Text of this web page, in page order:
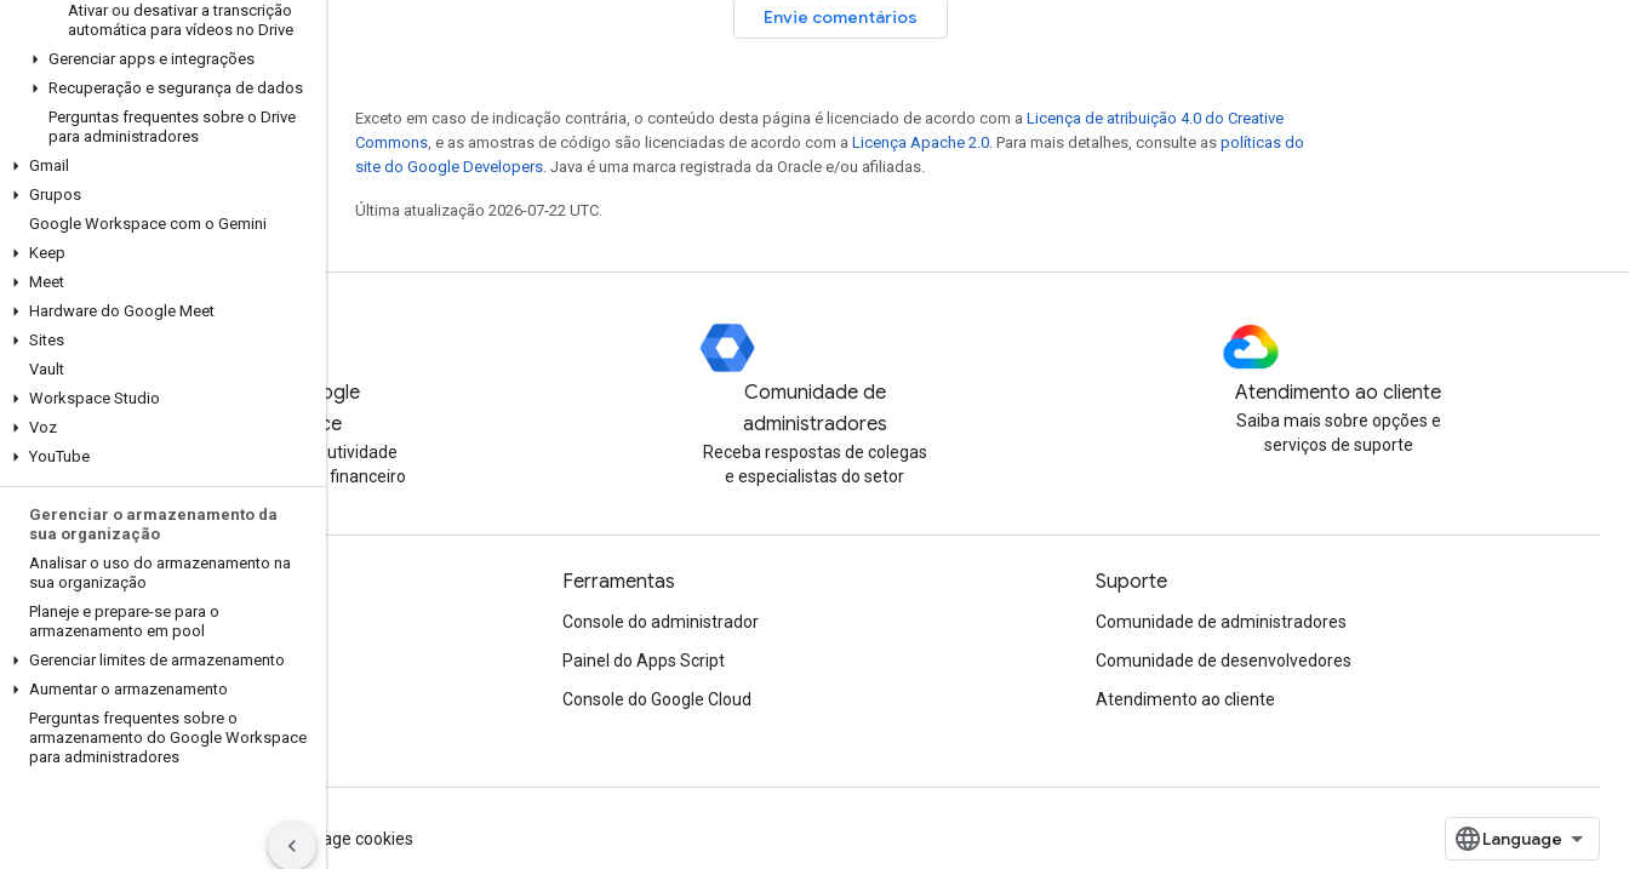
Ativar ou desativar a transcrição
automática para vídeos no Drive
Gerenciar apps e integrações
Recuperação e segurança de dados
Perguntas frequentes sobre o Drive
para administradores
Gmail
Grupos
Google Workspace com o Gemini
Keep
Meet
Hardware do Google Meet
Sites
Vault
Workspace Studio
Voz
YouTube
Gerenciar o armazenamento da
sua organização
Analisar o uso do armazenamento na
sua organização
Planeje e prepare-se para o
armazenamento em pool
Gerenciar limites de armazenamento
Aumentar o armazenamento
Perguntas frequentes sobre o
armazenamento do Google Workspace
para administradores
Envie comentários
Exceto em caso de indicação contrária, o conteúdo desta página é licenciado de acordo com a Licença de atribuição 4.0 do Creative
Commons, e as amostras de código são licenciadas de acordo com a Licença Apache 2.0. Para mais detalhes, consulte as políticas do
site do Google Developers. Java é uma marca registrada da Oracle e/ou afiliadas.
Última atualização 2026-07-22 UTC.
Teste o Google
Workspace
Aumente sua produtividade
com a IA sem custo financeiro
Comunidade de
administradores
Receba respostas de colegas
e especialistas do setor
Atendimento ao cliente
Saiba mais sobre opções e
serviços de suporte
Documentação e treinamento
Centrais de Ajuda
Guias do desenvolvedor
Centro de aprendizagem
Google Cloud Ensina
Ferramentas
Console do administrador
Painel do Apps Script
Console do Google Cloud
Suporte
Comunidade de administradores
Comunidade de desenvolvedores
Atendimento ao cliente
Manage cookies